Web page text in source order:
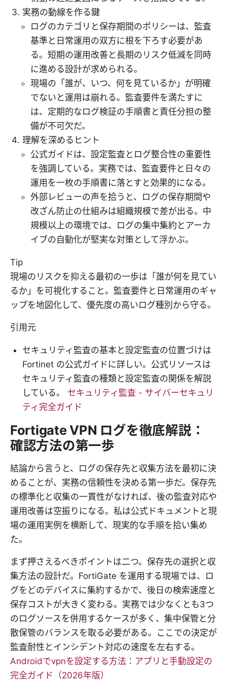
実務の動線を作る鍵
ログのカテゴリと保存期間のポリシーは、監査
基準と日常運用の双方に根を下ろす必要があ
る。短期の運用改善と長期のリスク低減を同時
に進める設計が求められる。
現場の「誰が、いつ、何を見ているか」が明確
でないと運用は崩れる。監査要件を満たすに
は、定期的なログ検証の手順書と責任分担の整
備が不可欠だ。
理解を深めるヒント
公式ガイドは、設定監査とログ整合性の重要性
を強調している。実務では、監査要件と日々の
運用を一枚の手順書に落とすと効果的になる。
外部レビューの声を拾うと、ログの保存期間や
改ざん防止の仕組みは組織規模で差が出る。中
規模以上の環境では、ログの集中集約とアーカ
イブの自動化が堅実な対策として浮かぶ。
Tip
現場のリスクを抑える最初の一歩は「誰が何を見てい
るか」を可視化すること。監査要件と日常運用のギャ
ップを地図化して、優先度の高いログ種別から守る。
引用元
セキュリティ監査の基本と設定監査の位置づけは
Fortinet の公式ガイドに詳しい。公式リソースは
セキュリティ監査の種類と設定監査の関係を解説
している。 セキュリティ監査 - サイバーセキュリ
ティ完全ガイド
Fortigate VPN ログを徹底解説：
確認方法の第一歩
結論から言うと、ログの保存先と収集方法を最初に決
めることが、実務の信頼性を決める第一歩だ。保存先
の標準化と収集の一貫性がなければ、後の監査対応や
運用改善は空振りになる。私は公式ドキュメントと現
場の運用実例を横断して、現実的な手順を拾い集め
た。
まず押さえるべきポイントは二つ。保存先の選択と収
集方法の設計だ。FortiGate を運用する現場では、ロ
グをどのデバイスに集約するかで、後日の検索速度と
保存コストが大きく変わる。実務では少なくとも3つ
のログソースを併用するケースが多く、集中保管と分
散保管のバランスを取る必要がある。ここでの決定が
監査耐性とインシデント対応の速度を左右する。
Androidでvpnを設定する方法：アプリと手動設定の
完全ガイド（2026年版）